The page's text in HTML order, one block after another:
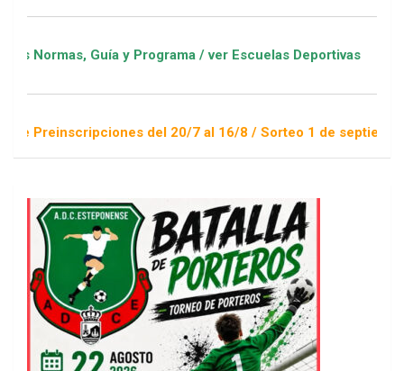
Guía y Programa / ver Escuelas Deportivas
del 20/7 al 16/8 / Sorteo 1 de septiembre